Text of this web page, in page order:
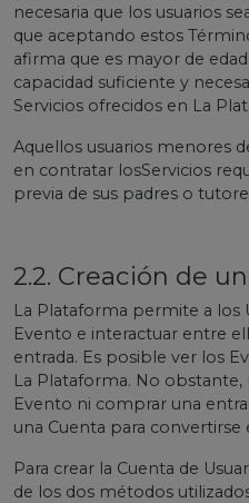
necesaria que los usuarios
que aceptando estos
afirma que es mayor de
capacidad suficiente y
Servicios ofrecidos en La
Aquellos usuarios menores
en contratar losServicios
previa de sus padres o
2.2. Creación de
La Plataforma permite a los
Evento e interactuar entre
entrada. Es posible ver los
La Plataforma. No
Evento ni comprar una
una Cuenta para convertirse
Para crear la Cuenta de
de los dos métodos